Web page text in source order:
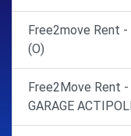
Free2move Rent -
(O)
Free2Move Rent -
GARAGE